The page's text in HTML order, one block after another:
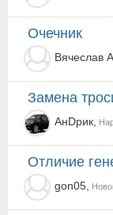
Очечник
Вячеслав
Замена
АнDрик,
Отличие
gon05,